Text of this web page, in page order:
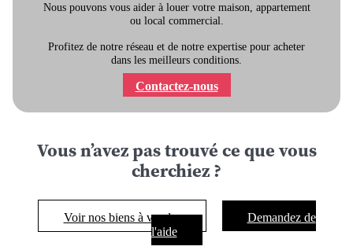
Nous pouvons vous aider à louer votre maison, appartement
ou local commercial.
Profitez de notre réseau et de notre expertise pour acheter
dans les meilleurs conditions.
Contactez-nous
Vous n’avez pas trouvé ce que vous
cherchiez ?
Voir nos biens à vendre
Demandez de
l'aide